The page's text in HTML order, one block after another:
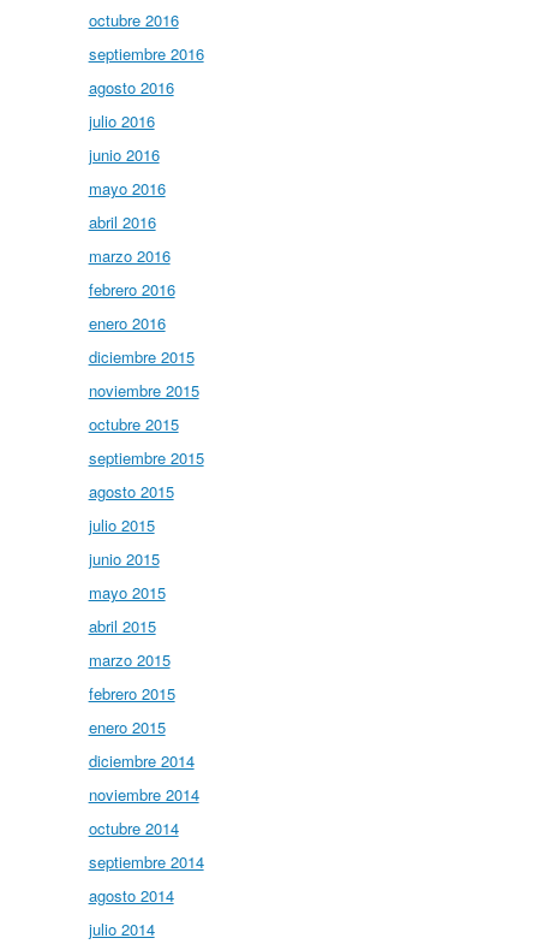
octubre 2016
septiembre 2016
agosto 2016
julio 2016
junio 2016
mayo 2016
abril 2016
marzo 2016
febrero 2016
enero 2016
diciembre 2015
noviembre 2015
octubre 2015
septiembre 2015
agosto 2015
julio 2015
junio 2015
mayo 2015
abril 2015
marzo 2015
febrero 2015
enero 2015
diciembre 2014
noviembre 2014
octubre 2014
septiembre 2014
agosto 2014
julio 2014